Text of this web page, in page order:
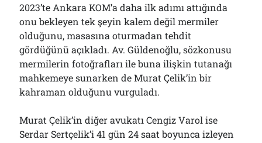
2023’te Ankara KOM’a daha ilk adımı attığında
onu bekleyen tek şeyin kalem değil mermiler
olduğunu, masasına oturmadan tehdit
gördüğünü açıkladı. Av. Güldenoğlu, sözkonusu
mermilerin fotoğrafları ile buna ilişkin tutanağı
mahkemeye sunarken de Murat Çelik’in bir
kahraman olduğunu vurguladı.
Murat Çelik’in diğer avukatı Cengiz Varol ise
Serdar Sertçelik’i 41 gün 24 saat boyunca izleyen